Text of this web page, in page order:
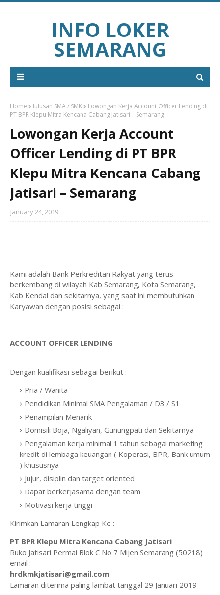
INFO LOKER
SEMARANG
Home lulusan SMA / SMK
Lowongan Kerja Account Officer Lending di
PT BPR Klepu Mitra Kencana Cabang Jatisari – Semarang
Lowongan Kerja Account
Officer Lending di PT BPR
Klepu Mitra Kencana Cabang
Jatisari – Semarang
January 24, 2019
Kami adalah Bank Perkreditan Rakyat yang terus
berkembang di wilayah Kab Semarang, Kota Semarang,
Kab Kendal dan sekitarnya, yang saat ini membutuhkan
Karyawan dengan posisi sebagai :
ACCOUNT OFFICER LENDING
Dengan kualifikasi sebagai berikut :
Pria / Wanita
Pendidikan Minimal SMA Pengalaman / D3 / S1
Penampilan Menarik
Domisili Boja, Ngaliyan, Gunungpati dan Sekitarnya
Pengalaman kerja minimal 1 tahun sebagai marketing
kredit di lembaga keuangan ( Koperasi, BPR, Bank umum
) khususnya
Jujur, disiplin dan target oriented
Dapat berkerjasama dengan team
Motivasi kerja tinggi
Kirimkan Lamaran Lengkap Ke :
PT BPR Klepu Mitra Kencana Cabang Jatisari
Ruko Jatisari Permai Blok C No 7 Mijen Semarang (50218)
email :
hrdkmkjatisari@gmail.com
Lamaran diterima paling lambat tanggal 29 Januari 2019